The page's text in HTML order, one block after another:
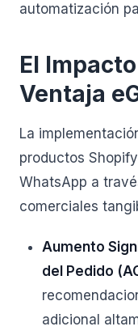
automatización
El
Ventaja
La
productos
WhatsApp a
comerciales
Aumento
del Pedido
adicional